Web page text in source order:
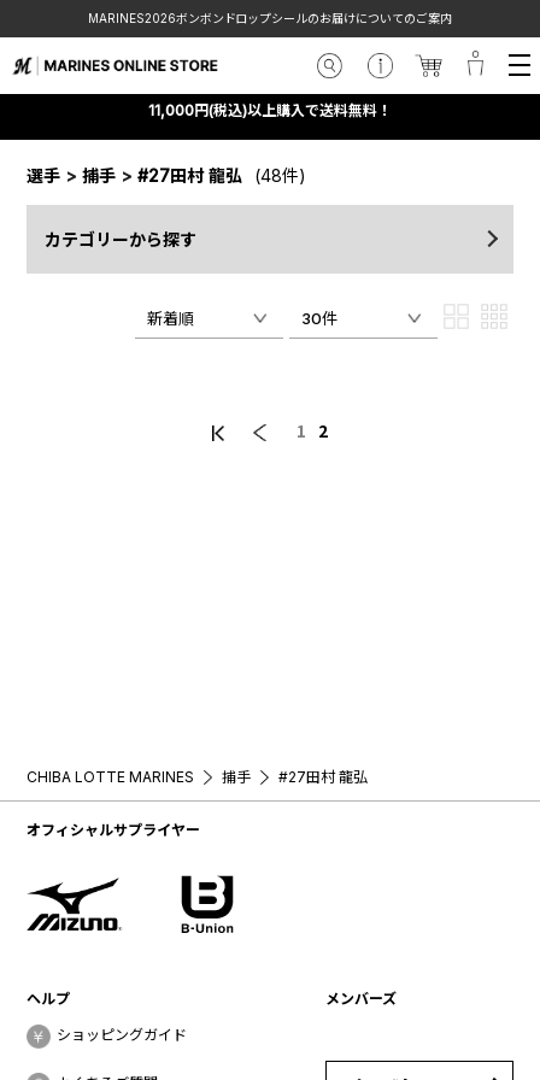
MARINES2026ボンボンドロップシールのお届けについてのご案内
11,000円(税込)以上購入で送料無料！
選手 >捕手 >#27田村 龍弘 (48件)
カテゴリーから探す
新着順 30件
1 2
CHIBA LOTTE MARINES 捕手 #27田村 龍弘
オフィシャルサプライヤー
ヘルプ
ショッピングガイド
メンバーズ